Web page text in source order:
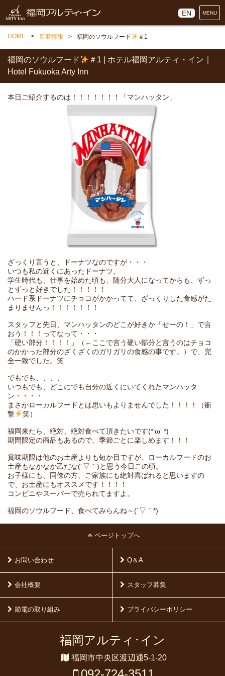
EN MENU
HOME 新着情報 福岡のソウルフード ＃1
福岡のソウルフード
＃1 | ホテル福岡アルティ・イン｜
Hotel Fukuoka Arty Inn
本日ご紹介するのは！！！！！！！「マンハッタン」
ざっくり言うと、ドーナツなのですが・・・
いつも私の近くにあったドーナツ。
学生時代も、仕事を始めた頃も、随分大人になってからも、ずっ
とずっと好きでした！！！！！
ハード系ドーナツにチョコがかかってて、ざっくりした食感がた
まりませんっ！！！！！！！
スタッフと先日、マンハッタンのどこが好きか「せーの！」で言
おう！！！ってなって・・・
「硬い部分！！！！」（←ここで言う硬い部分と言うのはチョコ
のかかった部分のざくざくのガリガリの食感の事です。）で、完
全一致でした。笑
でもでも、、、、
いつもでも、どこにでも自分の近くにいてくれたマンハッタ
ン・・・・
まさかローカルフードとは思いもよりませんでした！！！！（衝
撃
笑）
福岡来たら、絶対、絶対食べて頂きたいです(*‘ω‘ *)
期間限定の商品もあるので、季節ごとに楽しめます！！！
賞味期限は他のお土産よりも短か目ですが、ローカルフードのお
土産もなかなか乙だな(´▽｀)と思う今日この頃。
お子様にも、同僚の方、ご家族にも絶対喜ばれると思いますの
で、お土産にもオススメです！！！！
コンビニやスーパーで売られてますよ。
福岡のソウルフード、食べてみらんね～(´▽｀*)
ページトップへ
お問い合わせ Q＆A
会社概要 スタッフ募集
節電の取り組み プライバシーポリシー
福岡アルティ･イン
福岡市中央区渡辺通5-1-20